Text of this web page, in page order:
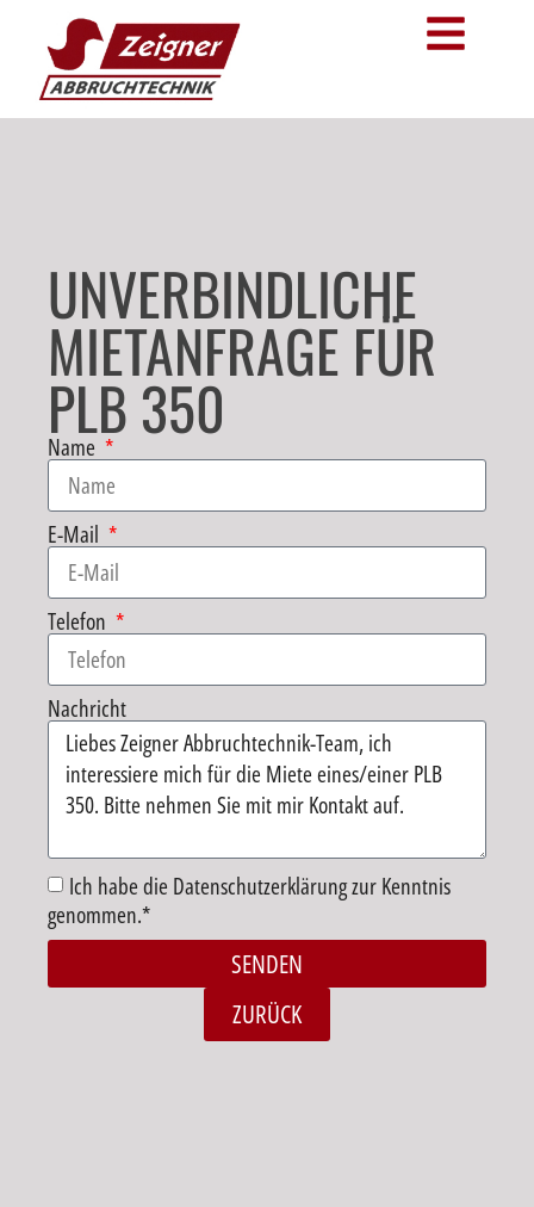
UNVERBINDLICHE
MIETANFRAGE FÜR
PLB 350
Name
E-Mail
Telefon
Nachricht
Ich habe die Datenschutzerklärung zur Kenntnis
genommen.*
SENDEN
ZURÜCK